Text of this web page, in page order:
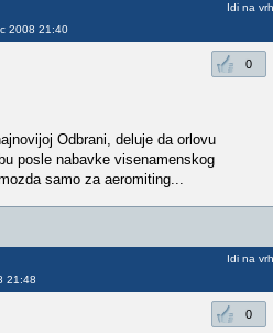
2008 21:40
Idi na vrh
0
Odbrani, deluje da orlovu
posle nabavke visenamenskog
samo za aeromiting...
21:48
Idi na vrh
0